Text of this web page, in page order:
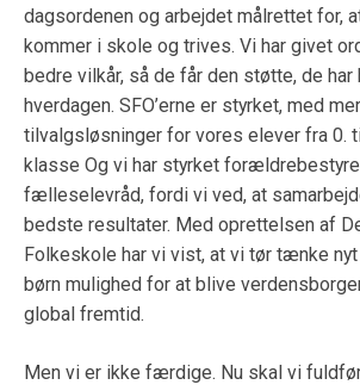
dagsordenen og arbejdet målrettet for,
kommer i skole og trives. Vi har givet
bedre vilkår, så de får den støtte, de har
hverdagen. SFO’erne er styrket, med
tilvalgsløsninger for vores elever fra 0.
klasse Og vi har styrket
fælleselevråd, fordi vi ved, at
bedste resultater. Med oprettelsen af
Folkeskole har vi vist, at vi tør tænke
børn mulighed for at blive
global fremtid.
Men vi er ikke færdige. Nu skal vi